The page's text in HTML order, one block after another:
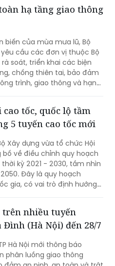
biến của mùa mưa lũ, Bộ
cầu các đơn vị thuộc Bộ
soát, triển khai các biện
chống thiên tai, bảo đảm
trình, giao thông và hạn
thiệt hại do mưa bão
cao tốc, quốc lộ tầm
Xây dựng vừa tổ chức Hội
về điều chỉnh quy hoạch
kỳ 2021 - 2030, tầm nhìn
Đây là quy hoạch
gia, có vai trò định hướng
hệ thống đường bộ trên
nước; là cơ sở để quản lý,
lực đầu tư, tăng
tế, đô thị, cửa khẩu,
cảng hàng không cùng các
thông quan trọng.
trên nhiều tuyến
Hà Nội mới thông báo
phân luồng giao thông
đảm an ninh, an toàn và trật
phục vụ Chương trình
hình trực tiếp "Đi tìm đồng